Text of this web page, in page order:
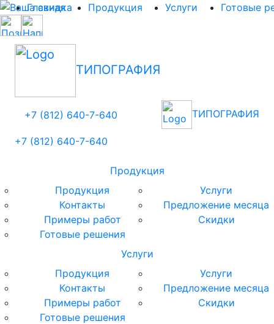
ТИПОГРАФИЯ
+7 (812) 640-7-640 ТИПОГРАФИЯ
+7 (812) 640-7-640
Главная Продукция Услуги Готовые
Продукция
Продукция
Услуги
Контакты
Предложение месяца
Примеры работ
Скидки
Готовые решения
Услуги
Продукция
Услуги
Контакты
Предложение месяца
Примеры работ
Скидки
Готовые решения